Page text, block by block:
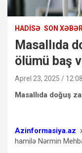
HADISƏ SON
Masallıda
ölümü baş
Aprel 23, 2025 / 12:08
Masallıda doğuş
Azinformasiya.az
hamilə Nərmin